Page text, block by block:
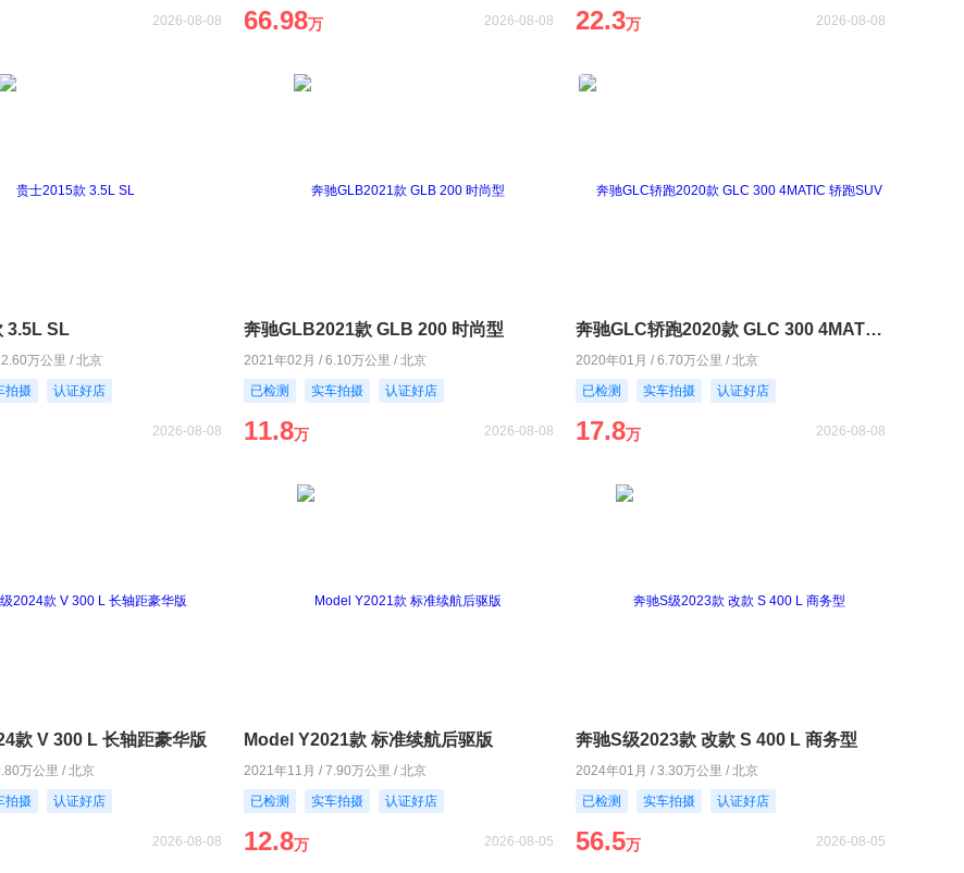
2026-08-08 66.98万 2026-08-08 22.3万 2026-08-08
3.5L SL
万公里 / 北京
拍摄 认证好店
2026-08-08
奔驰GLB2021款 GLB 200 时尚型
2021年02月 / 6.10万公里 / 北京
已检测
实车拍摄 认证好店
11.8万 2026-08-08
奔驰GLC轿跑2020款 GLC 300 4MATIC 轿跑SUV
2020年01月 / 6.70万公里 / 北京
已检测
实车拍摄 认证好店
17.8万 2026-08-08
款 V 300 L 长轴距豪华版
万公里 / 北京
拍摄 认证好店
2026-08-08
Model Y2021款 标准续航后驱版
2021年11月 / 7.90万公里 / 北京
已检测
实车拍摄 认证好店
12.8万 2026-08-05
奔驰S级2023款 改款 S 400 L 商务型
2024年01月 / 3.30万公里 / 北京
已检测
实车拍摄 认证好店
56.5万 2026-08-05